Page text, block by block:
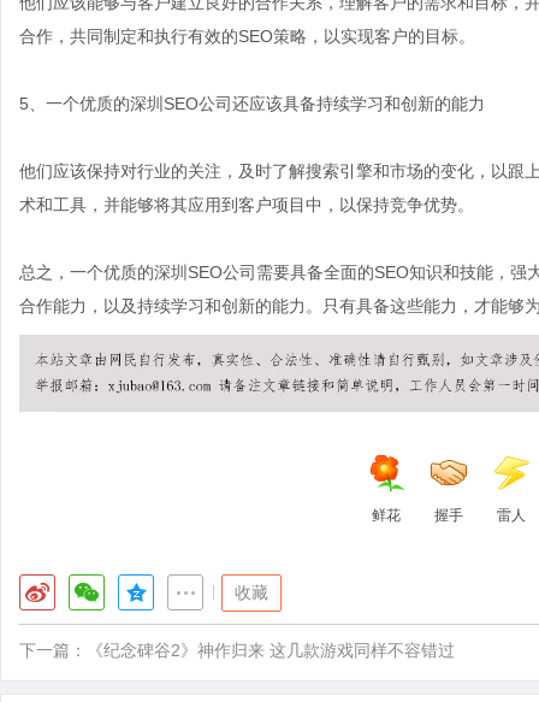
合作，共同制定和执行有效的SEO策略，以实现客户的目标。
5、一个优质的深圳SEO公司还应该具备持续学习和创新的能力
他们应该保持对行业的关注，及时了解搜索引擎和市场的变化，以跟
术和工具，并能够将其应用到客户项目中，以保持竞争优势。
总之，一个优质的深圳SEO公司 需要具备全面的SEO知识和技能，强
合作能力，以及持续学习和创新的能力。只有具备这些能力，才能够
鲜花 握手 雷人
收藏
下一篇： 《纪念碑谷2》神作归来 这几款游戏同样不容错过